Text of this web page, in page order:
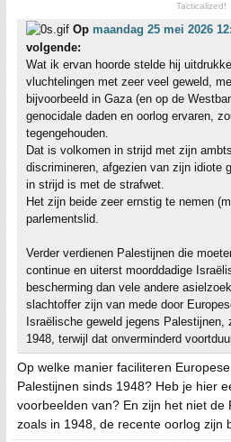
Tacticalized!
Op maandag 25 mei 2026
volgende:
Wat ik ervan hoorde stelde hij
vluchtelingen met zeer veel geweld,
bijvoorbeeld in Gaza (en op de
genocidale daden en oorlog ervaren,
tegengehouden.
Dat is volkomen in strijd met zijn
discrimineren, afgezien van zijn idiote
in strijd is met de strafwet.
Het zijn beide zeer ernstig te nemen
parlementslid.
Verder verdienen Palestijnen die
continue en uiterst moorddadige
bescherming dan vele andere
slachtoffer zijn van mede door
Israëlische geweld jegens
1948, terwijl dat onverminderd
Op welke manier faciliteren
Palestijnen sinds 1948? Heb je hier
voorbeelden van? En zijn het niet de
zoals in 1948, de recente oorlog zijn